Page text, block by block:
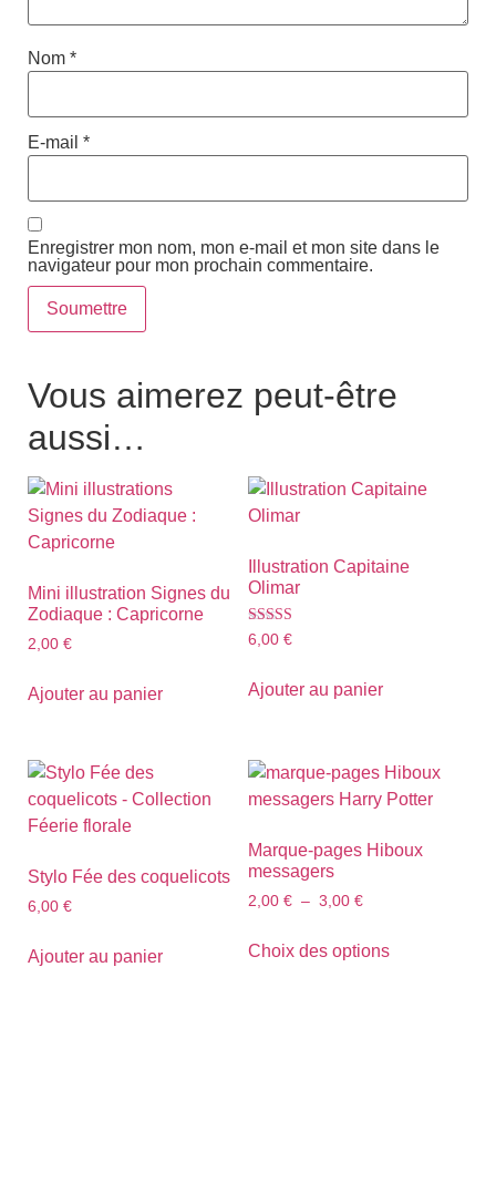
Nom *
E-mail *
Enregistrer mon nom, mon e-mail et mon site dans le
navigateur pour mon prochain commentaire.
Vous aimerez peut-être
aussi…
Mini illustration Signes du
Zodiaque : Capricorne
2,00 €
Ajouter au panier
Illustration Capitaine
Olimar
Note
5.00
6,00 €
Ajouter au panier
Stylo Fée des coquelicots
6,00 €
Ajouter au panier
Marque-pages Hiboux
messagers
2,00 € – 3,00 €
Choix des options